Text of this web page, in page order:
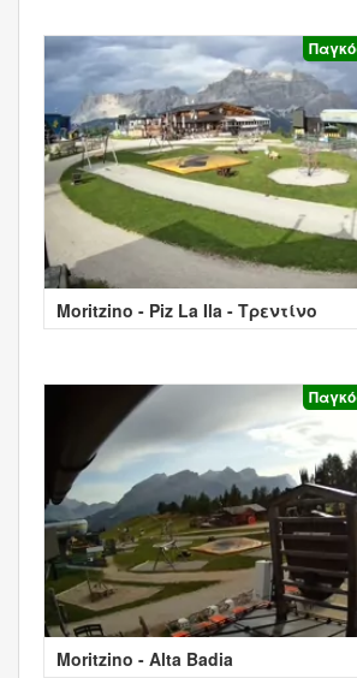
Moritzino - Piz La Ila - Τρεντίνο
Moritzino - Alta Badia